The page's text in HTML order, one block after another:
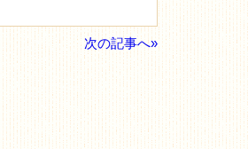
次の記事へ»